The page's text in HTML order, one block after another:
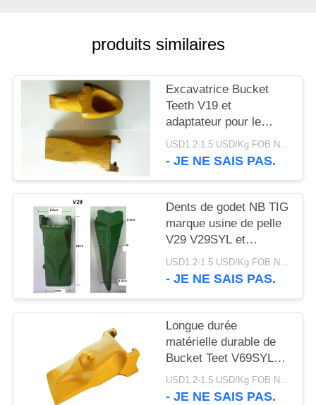
SITE
PRIVACY
POLICY
produits similaires
Excavatrice Bucket
Teeth V19 et
adaptateur pour le
travail de forage d'huile
et de mer
USD1.2-1.5 USD/Kg FOB Ningbo MOQ:2 tonnes
- JE NE SAIS PAS.
Dents de godet NB TIG
marque usine de pelle
V29 V29SYL et
adaptateur, dents de
roche pour pelle
USD1.2-1.5 USD/Kg FOB Ningbo MOQ:2 tonnes
- JE NE SAIS PAS.
Longue durée
matérielle durable de
Bucket Teet V69SYL
d'excavatrice de l'usine
V69 de marque de
USD1.2-1.5 USD/Kg FOB Ningbo MOQ:2 tonnes
- JE NE SAIS PAS.